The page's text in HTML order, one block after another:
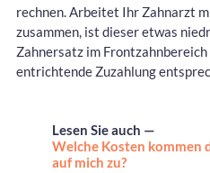
rechnen. Arbeitet Ihr Zahnarzt
zusammen, ist dieser etwas
Zahnersatz im
entrichtende Zuzahlung
Lesen Sie auch —
Welche Kosten kommen
auf mich zu?